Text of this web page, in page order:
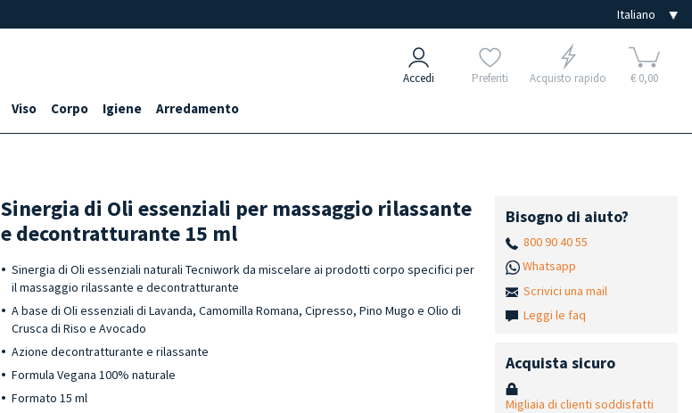
Accedi Preferiti Acquisto rapido € 0,00
Viso Corpo Igiene Arredamento
Sinergia di Oli essenziali per massaggio rilassante
e decontratturante 15 ml
Sinergia di Oli essenziali naturali Tecniwork da miscelare ai prodotti corpo specifici per
il massaggio rilassante e decontratturante
A base di Oli essenziali di Lavanda, Camomilla Romana, Cipresso, Pino Mugo e Olio di
Crusca di Riso e Avocado
Azione decontratturante e rilassante
Formula Vegana 100% naturale
Formato 15 ml
Bisogno di aiuto?
800 90 40 55
Whatsapp
Scrivici una mail
Leggi le faq
Acquista sicuro
Migliaia di clienti soddisfatti